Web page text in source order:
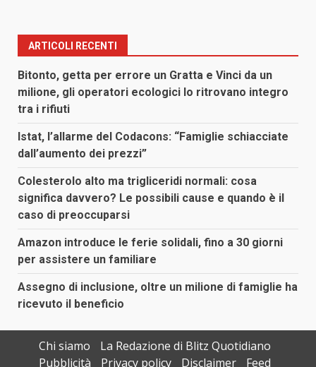
ARTICOLI RECENTI
Bitonto, getta per errore un Gratta e Vinci da un
milione, gli operatori ecologici lo ritrovano integro
tra i rifiuti
Istat, l’allarme del Codacons: “Famiglie schiacciate
dall’aumento dei prezzi”
Colesterolo alto ma trigliceridi normali: cosa
significa davvero? Le possibili cause e quando è il
caso di preoccuparsi
Amazon introduce le ferie solidali, fino a 30 giorni
per assistere un familiare
Assegno di inclusione, oltre un milione di famiglie ha
ricevuto il beneficio
Chi siamo
La Redazione di Blitz Quotidiano
Pubblicità
Privacy policy Disclaimer Feed